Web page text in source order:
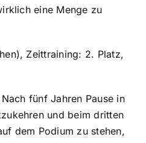
eine Menge zu
Zeittraining: 2. Platz,
fünf Jahren Pause in
und beim dritten
dem Podium zu stehen,